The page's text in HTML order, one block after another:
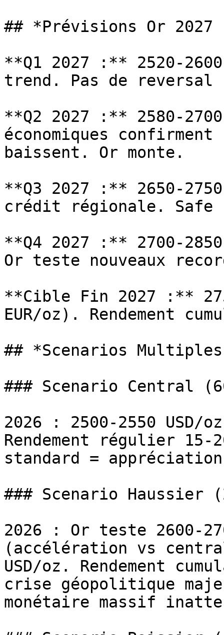
## *Prévisions Or
**Q1 2027 :** 2520-
trend. Pas de
**Q2 2027 :** 2580-2700
économiques
baissent. Or monte.
**Q3 2027 :** 2650-
crédit régionale. Safe
**Q4 2027 :** 2700-
Or teste nouveaux
**Cible Fin 2027 :**
EUR/oz). Rendement
## *Scenarios Multiples
### Scenario Central
2026 : 2500-2550 USD/
Rendement régulier 15-
standard =
### Scenario Haussier
2026 : Or teste 2600-
(accélération vs
USD/oz. Rendement
crise géopolitique
monétaire massif